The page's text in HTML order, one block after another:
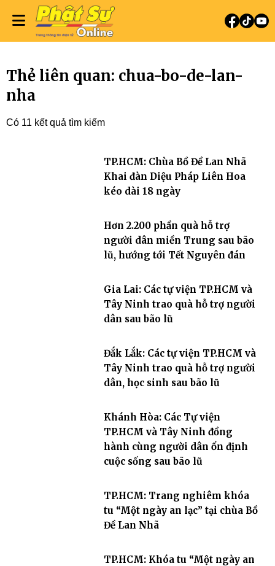
Thẻ liên quan: chua-bo-de-lan-
nha
Có 11 kết quả tìm kiếm
TP.HCM: Chùa Bồ Đề Lan Nhã
Khai đàn Diệu Pháp Liên Hoa
kéo dài 18 ngày
Hơn 2.200 phần quà hỗ trợ
người dân miền Trung sau bão
lũ, hướng tới Tết Nguyên đán
Gia Lai: Các tự viện TP.HCM và
Tây Ninh trao quà hỗ trợ người
dân sau bão lũ
Đắk Lắk: Các tự viện TP.HCM và
Tây Ninh trao quà hỗ trợ người
dân, học sinh sau bão lũ
Khánh Hòa: Các Tự viện
TP.HCM và Tây Ninh đồng
hành cùng người dân ổn định
cuộc sống sau bão lũ
TP.HCM: Trang nghiêm khóa
tu “Một ngày an lạc” tại chùa Bồ
Đề Lan Nhã
TP.HCM: Khóa tu “Một ngày an